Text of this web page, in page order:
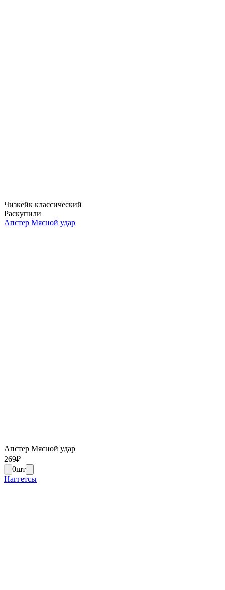
Чизкейк классический
Раскупили
Апстер Мясной удар
Апстер Мясной удар
269₽
0шт
Наггетсы